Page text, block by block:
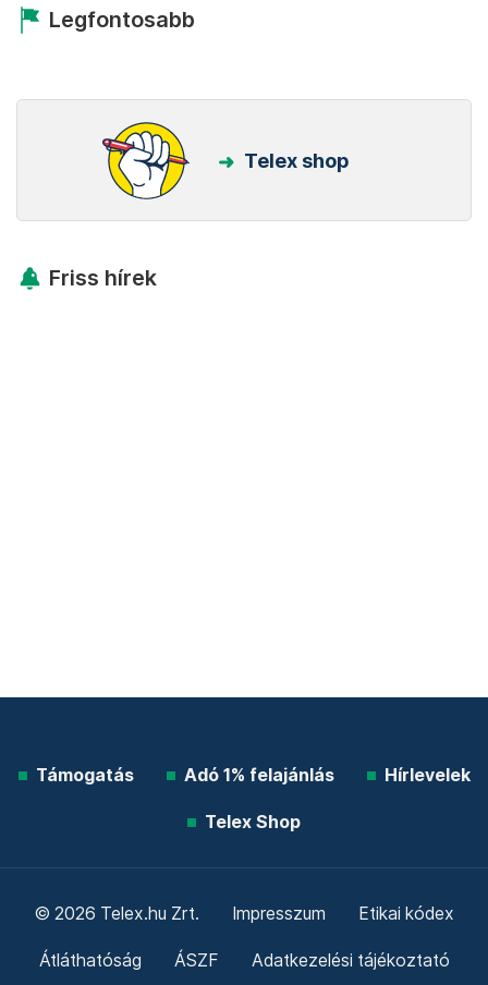
Legfontosabb
Telex shop
Friss hírek
Támogatás Adó 1% felajánlás Hírlevelek
Telex Shop
© 2026 Telex.hu Zrt. Impresszum Etikai kódex
Átláthatóság ÁSZF Adatkezelési tájékoztató